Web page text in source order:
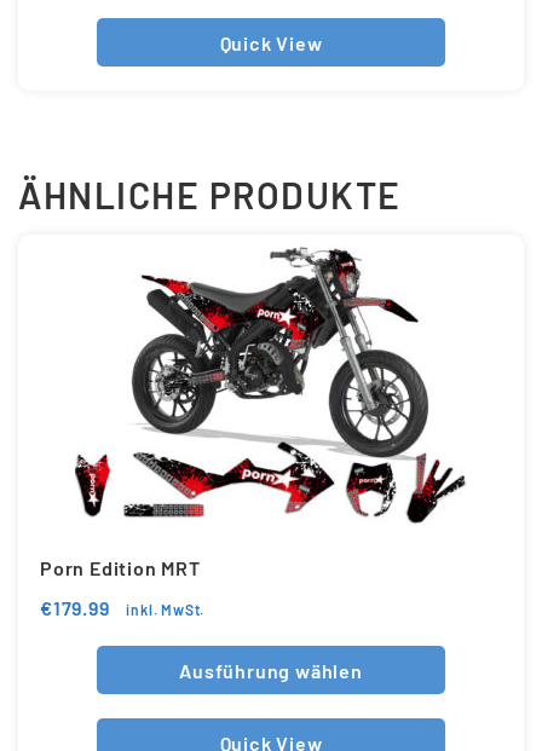
Quick View
ÄHNLICHE PRODUKTE
Porn Edition MRT
€179.99 inkl. MwSt.
Ausführung wählen
Quick View